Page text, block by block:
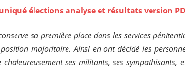
élections analyse et résultats version
sa première place dans les services
majoritaire. Ainsi en ont décidé les
chaleureusement ses militants, ses